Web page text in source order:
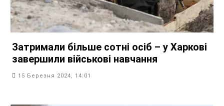
Затримали більше сотні осіб – у Харкові
завершили військові навчання
15 Березня 2024, 14:01